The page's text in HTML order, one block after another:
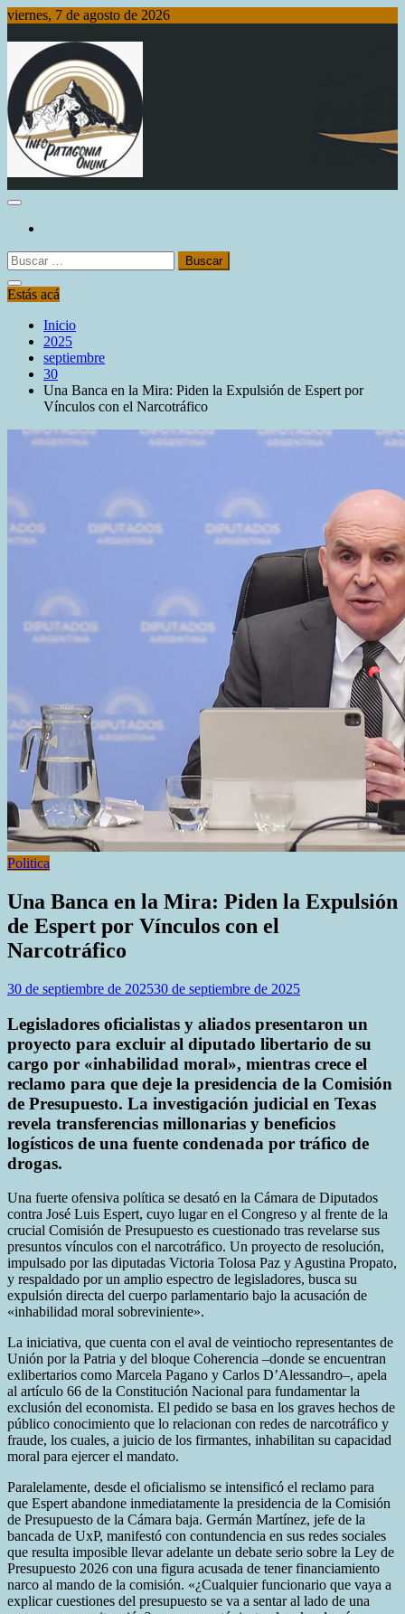
Saltar
contenido
viernes, 7 de agosto de 2026
Info Patagonia Online
Buscar:
Estás acá
Inicio
2025
septiembre
30
Una Banca en la Mira: Piden la Expulsión de Espert por
Vínculos con el Narcotráfico
Politica
Una Banca en la Mira: Piden la Expulsión
de Espert por Vínculos con el
Narcotráfico
30 de septiembre de 202530 de septiembre de 2025
Legisladores oficialistas y aliados presentaron un
proyecto para excluir al diputado libertario de su
cargo por «inhabilidad moral», mientras crece el
reclamo para que deje la presidencia de la Comisión
de Presupuesto. La investigación judicial en Texas
revela transferencias millonarias y beneficios
logísticos de una fuente condenada por tráfico de
drogas.
Una fuerte ofensiva política se desató en la Cámara de Diputados
contra José Luis Espert, cuyo lugar en el Congreso y al frente de la
crucial Comisión de Presupuesto es cuestionado tras revelarse sus
presuntos vínculos con el narcotráfico. Un proyecto de resolución,
impulsado por las diputadas Victoria Tolosa Paz y Agustina Propato,
y respaldado por un amplio espectro de legisladores, busca su
expulsión directa del cuerpo parlamentario bajo la acusación de
«inhabilidad moral sobreviniente».
La iniciativa, que cuenta con el aval de veintiocho representantes de
Unión por la Patria y del bloque Coherencia –donde se encuentran
exlibertarios como Marcela Pagano y Carlos D’Alessandro–, apela
al artículo 66 de la Constitución Nacional para fundamentar la
exclusión del economista. El pedido se basa en los graves hechos de
público conocimiento que lo relacionan con redes de narcotráfico y
fraude, los cuales, a juicio de los firmantes, inhabilitan su capacidad
moral para ejercer el mandato.
Paralelamente, desde el oficialismo se intensificó el reclamo para
que Espert abandone inmediatamente la presidencia de la Comisión
de Presupuesto de la Cámara baja. Germán Martínez, jefe de la
bancada de UxP, manifestó con contundencia en sus redes sociales
que resulta imposible llevar adelante un debate serio sobre la Ley de
Presupuesto 2026 con una figura acusada de tener financiamiento
narco al mando de la comisión. «¿Cualquier funcionario que vaya a
explicar cuestiones del presupuesto se va a sentar al lado de una